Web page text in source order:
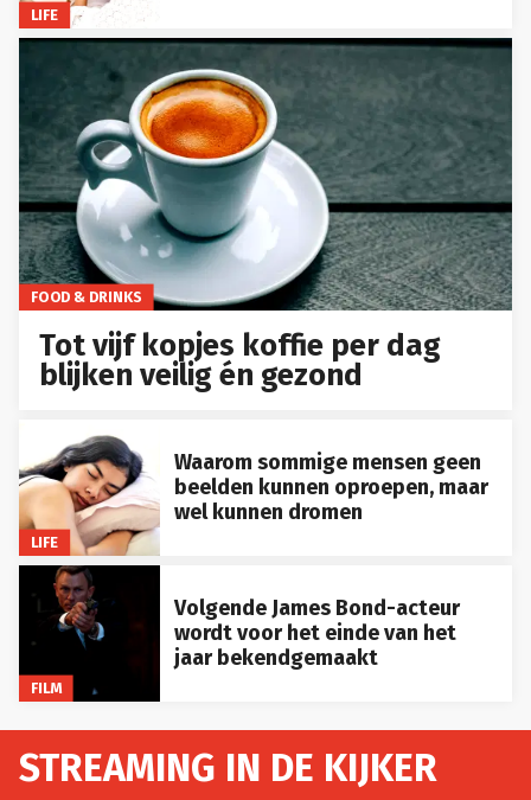
LIFE
FOOD & DRINKS
Tot vijf kopjes koffie per dag
blijken veilig én gezond
LIFE
Waarom sommige mensen geen
beelden kunnen oproepen, maar
wel kunnen dromen
FILM
Volgende James Bond-acteur
wordt voor het einde van het
jaar bekendgemaakt
STREAMING IN DE KIJKER